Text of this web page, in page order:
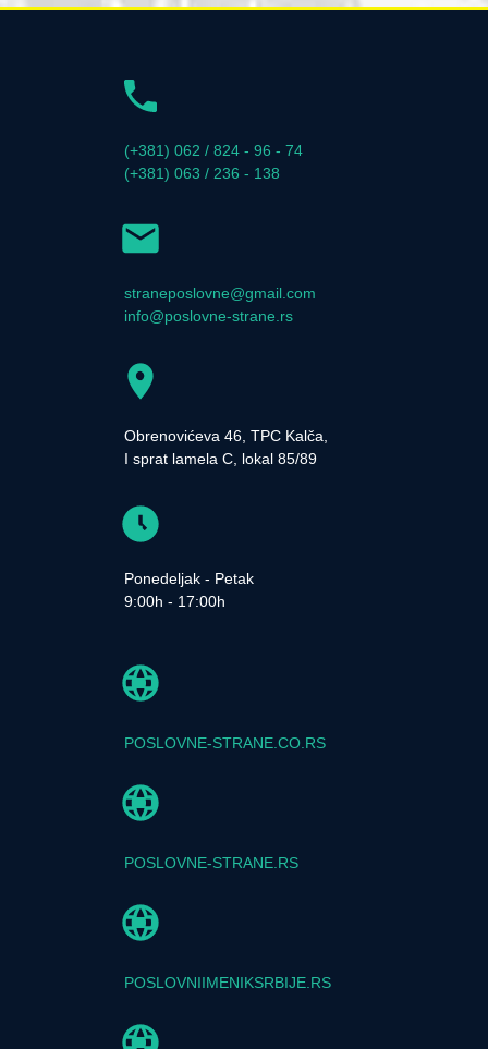
(+381) 062 / 824 - 96 - 74
(+381) 063 / 236 - 138
straneposlovne@gmail.com
info@poslovne-strane.rs
Obrenovićeva 46, TPC Kalča,
I sprat lamela C, lokal 85/89
Ponedeljak - Petak
9:00h - 17:00h
POSLOVNE-STRANE.CO.RS
POSLOVNE-STRANE.RS
POSLOVNIIMENIKSRBIJE.RS